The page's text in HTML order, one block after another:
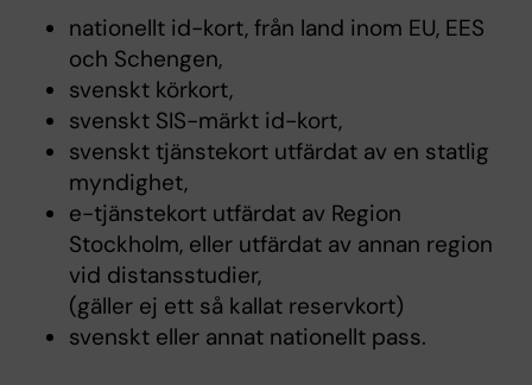
nationellt id-kort, från land inom EU, EES
och Schengen,
svenskt körkort,
svenskt SIS-märkt id-kort,
svenskt tjänstekort utfärdat av en statlig
myndighet,
e-tjänstekort utfärdat av Region
Stockholm, eller utfärdat av annan region
vid distansstudier,
(gäller ej ett så kallat reservkort)
svenskt eller annat nationellt pass.